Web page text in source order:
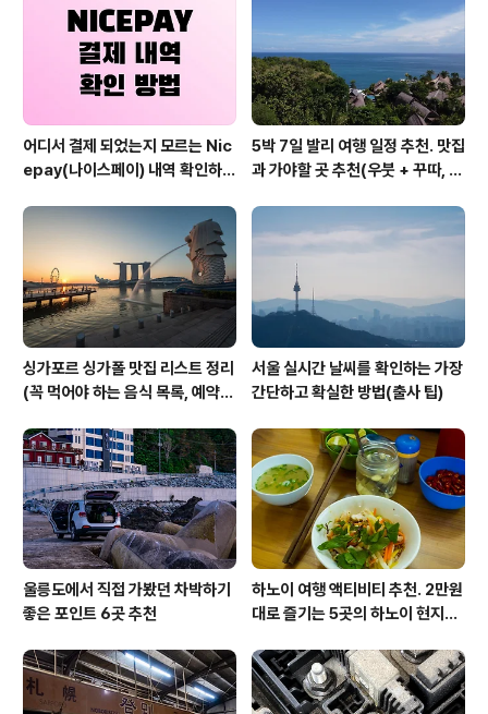
차박으로 숙박 비용을 줄이면서 가능하면 한 두 곳에서 머
물기보다는 울릉도 여러 곳을 구경하고 이동할 수 있다면
그게 더 즐거운 여행이 될 것으로 ..
어디서 결제 되었는지 모르는 Nic
epay(나이스페이) 내역 확인하는
5박 7일 발리 여행 일정 추천. 맛집
과 가야할 곳 추천(우붓 + 꾸따, 세
싱가포르 싱가폴 맛집 리스트 정리
(꼭 먹어야 하는 음식 목록, 예약
서울 실시간 날씨를 확인하는 가장
간단하고 확실한 방법(출사 팁)
울릉도에서 직접 가봤던 차박하기
좋은 포인트 6곳 추천
하노이 여행 액티비티 추천. 2만원
대로 즐기는 5곳의 하노이 현지인